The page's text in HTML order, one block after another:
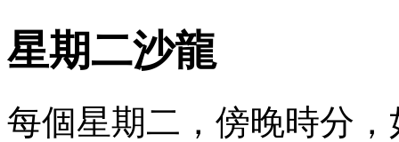
星期二沙龍
每個星期二，傍晚時分